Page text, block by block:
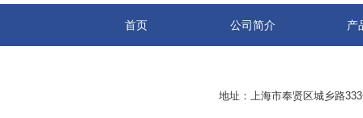
首页 公司简介 产
地址：上海市奉贤区城乡路